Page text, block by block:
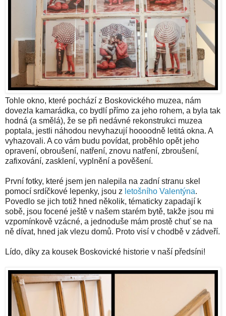
Tohle okno, které pochází z Boskovického muzea, nám
dovezla kamarádka, co bydlí přímo za jeho rohem, a byla tak
hodná (a smělá), že se při nedávné rekonstrukci muzea
poptala, jestli náhodou nevyhazují hoooodně letitá okna. A
vyhazovali. A co vám budu povídat, proběhlo opět jeho
opravení, obroušení, natření, znovu natření, zbroušení,
zafixování, zasklení, vyplnění a pověšení.
První fotky, které jsem jen nalepila na zadní stranu skel
pomocí srdíčkové lepenky, jsou z letošního Valentýna.
Povedlo se jich totiž hned několik, tématicky zapadají k
sobě, jsou focené ještě v našem starém bytě, takže jsou mi
vzpomínkově vzácné, a jednoduše mám prostě chuť se na
ně dívat, hned jak vlezu domů. Proto visí v chodbě v zádveří.
Lído, díky za kousek Boskovické historie v naší předsíni!